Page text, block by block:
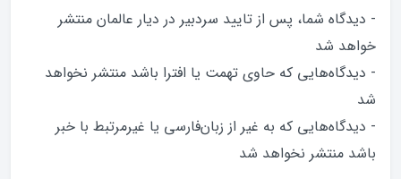
- دیدگاه شما، پس از تایید سردبیر در دیار عالمان منتشر
خواهد‌ شد
- دیدگاه‌هایی که حاوی تهمت یا افترا باشد منتشر نخواهد‌
شد
- دیدگاه‌هایی که به غیر از زبان‌فارسی یا غیرمرتبط با خبر
باشد منتشر نخواهد‌ شد